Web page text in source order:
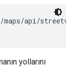
api/
yollarını